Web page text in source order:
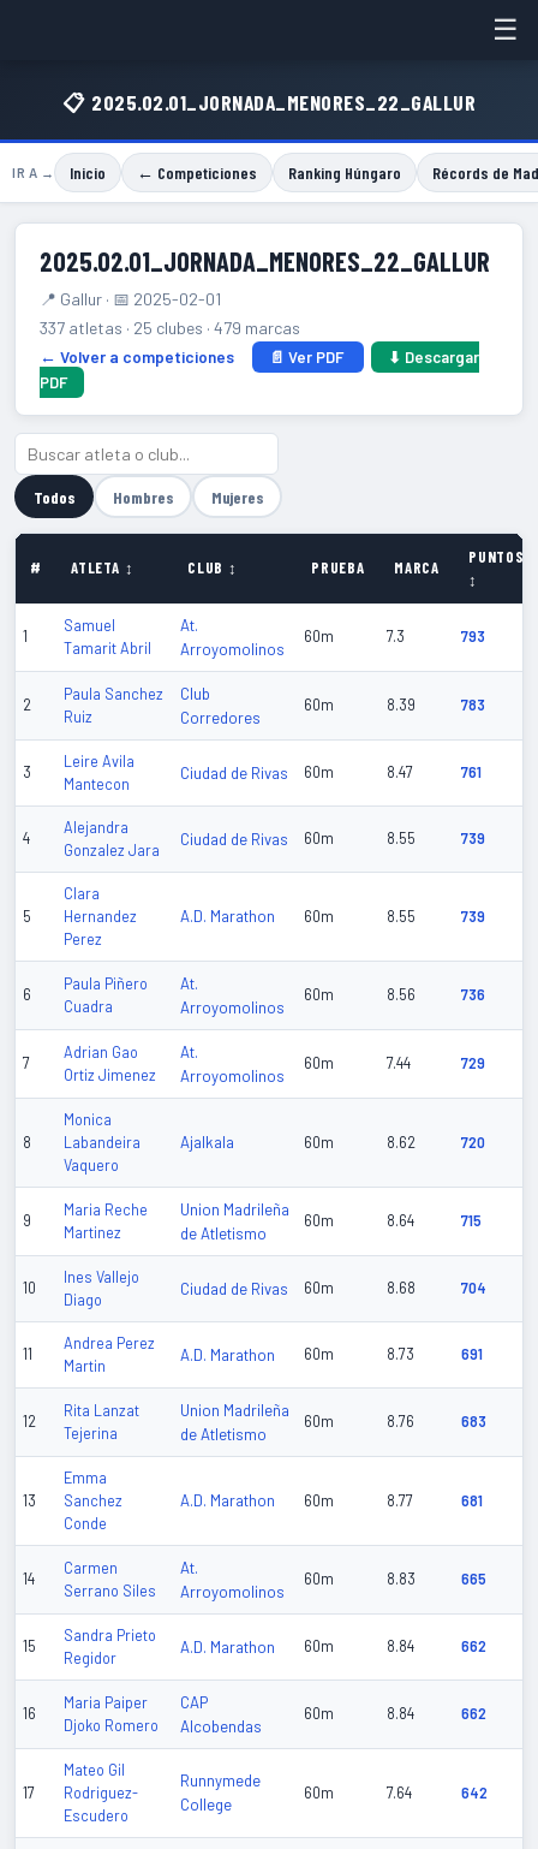
☰
📋 2025.02.01_JORNADA_MENORES_22_GALLUR
IR A → Inicio ← Competiciones Ranking Húngaro Récords de
2025.02.01_JORNADA_MENORES_22_GALLUR
📍 Gallur · 📅 2025-02-01
337 atletas · 25 clubes · 479 marcas
← Volver a competiciones
📄 Ver PDF
⬇ Descargar
PDF
Todos Hombres Mujeres
# ATLETA ↕ CLUB ↕ PRUEBA MARCA
PUNTOS
↕
1
Samuel
Tamarit Abril
At.
Arroyomolinos
60m 7.3 793
2
Paula Sanchez
Ruiz
Club
Corredores
60m 8.39 783
3
Leire Avila
Mantecon
Ciudad de Rivas 60m 8.47 761
4
Alejandra
Gonzalez Jara
Ciudad de Rivas 60m 8.55 739
5
Clara
Hernandez
Perez
A.D. Marathon 60m 8.55 739
6
Paula Piñero
Cuadra
At.
Arroyomolinos
60m 8.56 736
7
Adrian Gao
Ortiz Jimenez
At.
Arroyomolinos
60m 7.44 729
8
Monica
Labandeira
Vaquero
Ajalkala 60m 8.62 720
9
Maria Reche
Martinez
Union Madrileña
de Atletismo
60m 8.64 715
10
Ines Vallejo
Diago
Ciudad de Rivas 60m 8.68 704
11
Andrea Perez
Martin
A.D. Marathon 60m 8.73 691
12
Rita Lanzat
Tejerina
Union Madrileña
de Atletismo
60m 8.76 683
13
Emma
Sanchez
Conde
A.D. Marathon 60m 8.77 681
14
Carmen
Serrano Siles
At.
Arroyomolinos
60m 8.83 665
15
Sandra Prieto
Regidor
A.D. Marathon 60m 8.84 662
16
Maria Paiper
Djoko Romero
CAP
Alcobendas
60m 8.84 662
17
Mateo Gil
Rodriguez-
Escudero
Runnymede
College
60m 7.64 642